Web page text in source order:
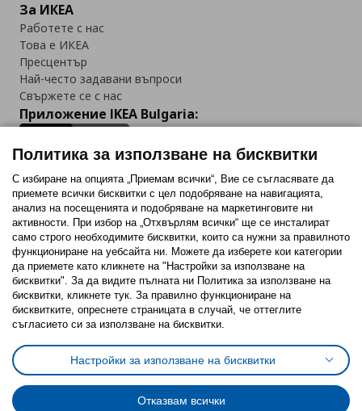
За ИКЕА
Работете с нас
Това е ИКЕА
Пресцентър
Най-често задавани въпроси
Свържете се с нас
Приложение IKEA Bulgaria:
Последвайте ни:
FacebookTwitterYoutubePinterestInstagram
Политика за използване на бисквитки (Cookies)
Избор на настройки за използване на бисквитки
Условия за ползване на ikea.bgОбща политика за личните данни
Политика за защита на личните данни на ikea.bg
Общи условия на програма IKEA Family
Политика за използване на бисквитки
С избиране на опцията „Приемам всички“, Вие се съгласявате да
приемете всички бисквитки с цел подобряване на навигацията,
анализ на посещенията и подобряване на маркетинговите ни
активности. При избор на „Отхвърлям всички“ ще се инсталират
само строго необходимитe бисквитки, които са нужни за правилното
функциониране на уебсайта ни. Можете да изберете кои категории
да приемете като кликнете на "Настройки за използване на
бисквитки". За да видите пълната ни Политика за използване на
бисквитки, кликнете тук. За правилно функциониране на
бисквитките, опреснете страницата в случай, че оттеглите
съгласието си за използване на бисквитки.
Настройки за използване на бисквитки
Отказвам всички